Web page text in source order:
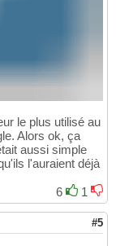
le plus utilisé au
Alors ok, ça
aussi simple
l'auraient déjà
6
1
#5